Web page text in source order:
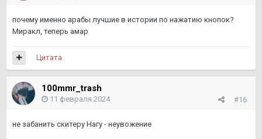
почему именно арабы лучшие в истории по нажатию кнопок?
Миракл, теперь амар
Цитата
100mmr_trash
#16
11 февраля 2024
не забанить скитеру Нагу - неувожение